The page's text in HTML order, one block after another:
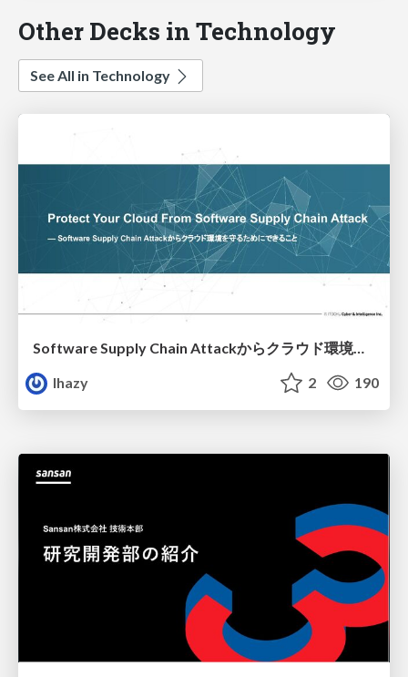
Other Decks in Technology
See All in Technology
lhazy
2 190